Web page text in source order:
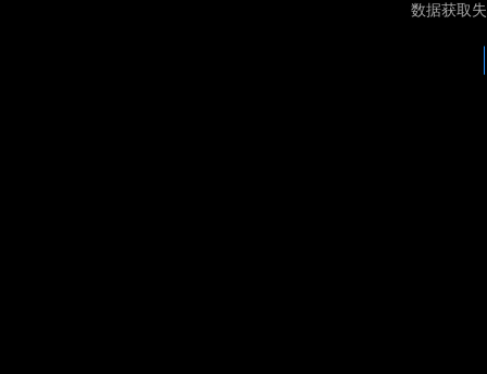
数据获取